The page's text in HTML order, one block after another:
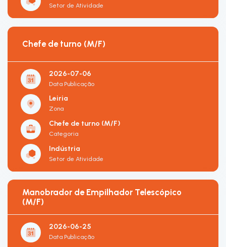
Setor de Atividade
Chefe de turno (M/F)
2026-07-06
Data Publicação
Leiria
Zona
Chefe de turno (M/F)
Categoria
Indústria
Setor de Atividade
Manobrador de Empilhador Telescópico
(M/F)
2026-06-25
Data Publicação